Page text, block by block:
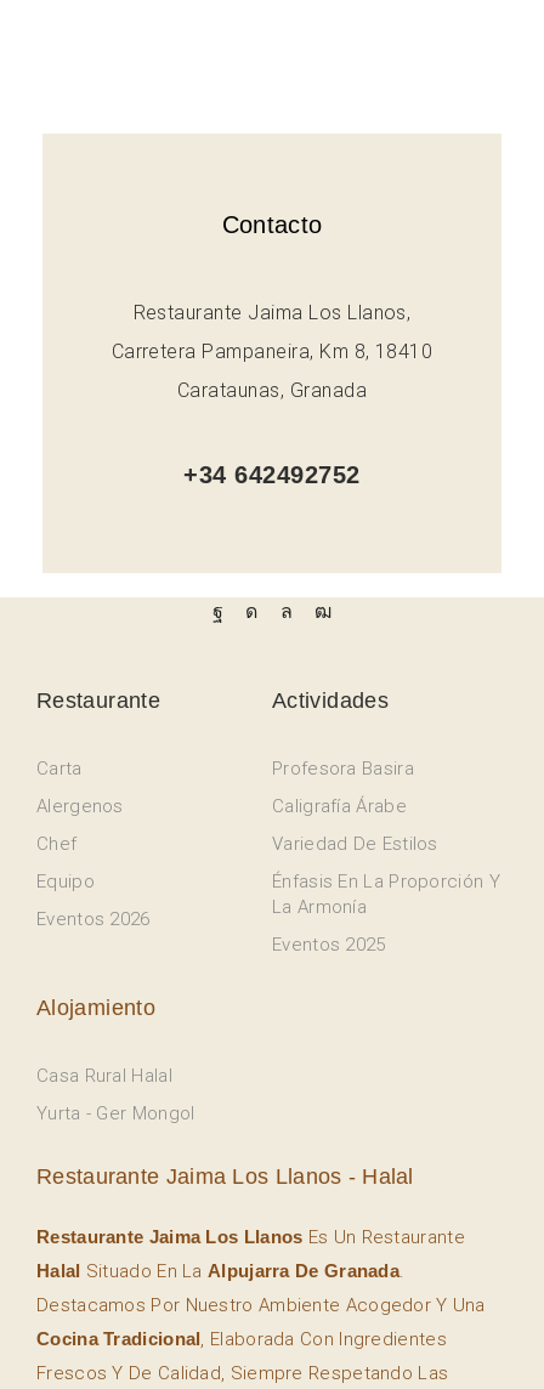
Contacto
Restaurante Jaima Los Llanos,
Carretera Pampaneira, Km 8, 18410
Carataunas, Granada
+34 642492752
Restaurante
Carta
Alergenos
Chef
Equipo
Eventos 2026
Actividades
Profesora Basira
Caligrafía Árabe
Variedad De Estilos
Énfasis En La Proporción Y
La Armonía
Eventos 2025
Alojamiento
Casa Rural Halal
Yurta - Ger Mongol
Restaurante Jaima Los Llanos - Halal
Restaurante Jaima Los Llanos Es Un Restaurante
Halal Situado En La Alpujarra De Granada.
Destacamos Por Nuestro Ambiente Acogedor Y Una
Cocina Tradicional , Elaborada Con Ingredientes
Frescos Y De Calidad, Siempre Respetando Las